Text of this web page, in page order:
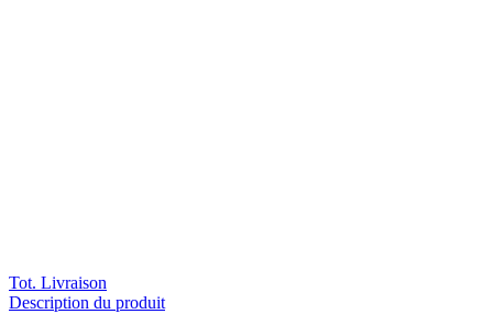
Tot. Livraison
Description du produit